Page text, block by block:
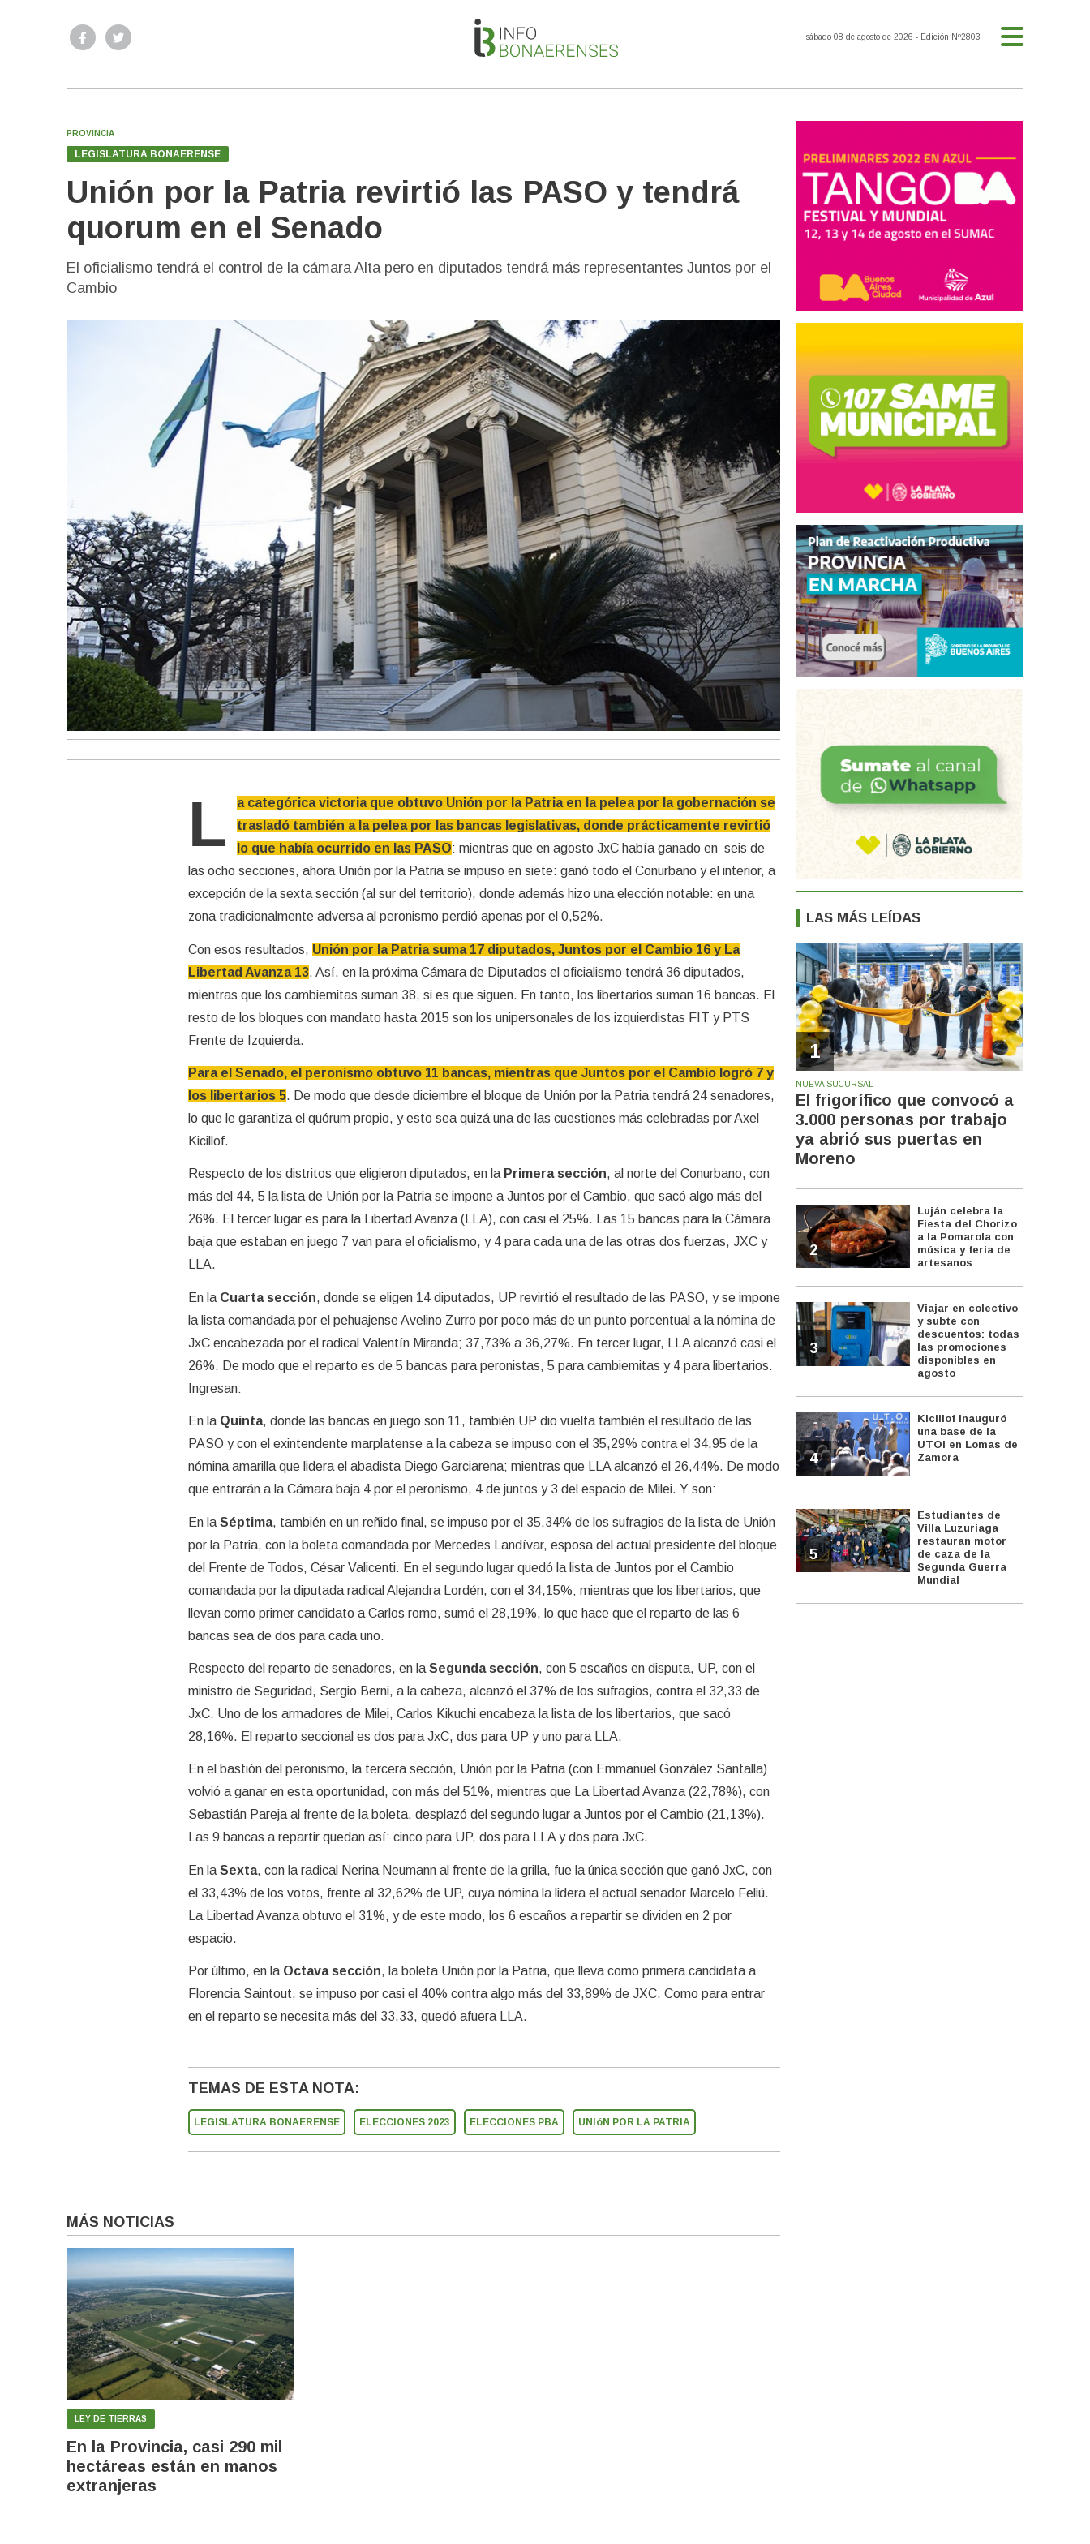
sábado 08 de agosto de 2026 - Edición Nº2803
PROVINCIA
LEGISLATURA BONAERENSE
Unión por la Patria revirtió las PASO y tendrá
quorum en el Senado
El oficialismo tendrá el control de la cámara Alta pero en diputados tendrá más representantes Juntos por el
Cambio
L
a categórica victoria que obtuvo Unión por la Patria en la pelea por la gobernación se
trasladó también a la pelea por las bancas legislativas, donde prácticamente revirtió
lo que había ocurrido en las PASO: mientras que en agosto JxC había ganado en seis de
las ocho secciones, ahora Unión por la Patria se impuso en siete: ganó todo el Conurbano y el interior, a
excepción de la sexta sección (al sur del territorio), donde además hizo una elección notable: en una
zona tradicionalmente adversa al peronismo perdió apenas por el 0,52%.
Con esos resultados, Unión por la Patria suma 17 diputados, Juntos por el Cambio 16 y La
Libertad Avanza 13. Así, en la próxima Cámara de Diputados el oficialismo tendrá 36 diputados,
mientras que los cambiemitas suman 38, si es que siguen. En tanto, los libertarios suman 16 bancas. El
resto de los bloques con mandato hasta 2015 son los unipersonales de los izquierdistas FIT y PTS
Frente de Izquierda.
Para el Senado, el peronismo obtuvo 11 bancas, mientras que Juntos por el Cambio logró 7 y
los libertarios 5. De modo que desde diciembre el bloque de Unión por la Patria tendrá 24 senadores,
lo que le garantiza el quórum propio, y esto sea quizá una de las cuestiones más celebradas por Axel
Kicillof.
Respecto de los distritos que eligieron diputados, en la Primera sección, al norte del Conurbano, con
más del 44, 5 la lista de Unión por la Patria se impone a Juntos por el Cambio, que sacó algo más del
26%. El tercer lugar es para la Libertad Avanza (LLA), con casi el 25%. Las 15 bancas para la Cámara
baja que estaban en juego 7 van para el oficialismo, y 4 para cada una de las otras dos fuerzas, JXC y
LLA.
En la Cuarta sección, donde se eligen 14 diputados, UP revirtió el resultado de las PASO, y se impone
la lista comandada por el pehuajense Avelino Zurro por poco más de un punto porcentual a la nómina de
JxC encabezada por el radical Valentín Miranda; 37,73% a 36,27%. En tercer lugar, LLA alcanzó casi el
26%. De modo que el reparto es de 5 bancas para peronistas, 5 para cambiemitas y 4 para libertarios.
Ingresan:
En la Quinta, donde las bancas en juego son 11, también UP dio vuelta también el resultado de las
PASO y con el exintendente marplatense a la cabeza se impuso con el 35,29% contra el 34,95 de la
nómina amarilla que lidera el abadista Diego Garciarena; mientras que LLA alcanzó el 26,44%. De modo
que entrarán a la Cámara baja 4 por el peronismo, 4 de juntos y 3 del espacio de Milei. Y son:
En la Séptima, también en un reñido final, se impuso por el 35,34% de los sufragios de la lista de Unión
por la Patria, con la boleta comandada por Mercedes Landívar, esposa del actual presidente del bloque
del Frente de Todos, César Valicenti. En el segundo lugar quedó la lista de Juntos por el Cambio
comandada por la diputada radical Alejandra Lordén, con el 34,15%; mientras que los libertarios, que
llevan como primer candidato a Carlos romo, sumó el 28,19%, lo que hace que el reparto de las 6
bancas sea de dos para cada uno.
Respecto del reparto de senadores, en la Segunda sección, con 5 escaños en disputa, UP, con el
ministro de Seguridad, Sergio Berni, a la cabeza, alcanzó el 37% de los sufragios, contra el 32,33 de
JxC. Uno de los armadores de Milei, Carlos Kikuchi encabeza la lista de los libertarios, que sacó
28,16%. El reparto seccional es dos para JxC, dos para UP y uno para LLA.
En el bastión del peronismo, la tercera sección, Unión por la Patria (con Emmanuel González Santalla)
volvió a ganar en esta oportunidad, con más del 51%, mientras que La Libertad Avanza (22,78%), con
Sebastián Pareja al frente de la boleta, desplazó del segundo lugar a Juntos por el Cambio (21,13%).
Las 9 bancas a repartir quedan así: cinco para UP, dos para LLA y dos para JxC.
En la Sexta, con la radical Nerina Neumann al frente de la grilla, fue la única sección que ganó JxC, con
el 33,43% de los votos, frente al 32,62% de UP, cuya nómina la lidera el actual senador Marcelo Feliú.
La Libertad Avanza obtuvo el 31%, y de este modo, los 6 escaños a repartir se dividen en 2 por
espacio.
Por último, en la Octava sección, la boleta Unión por la Patria, que lleva como primera candidata a
Florencia Saintout, se impuso por casi el 40% contra algo más del 33,89% de JXC. Como para entrar
en el reparto se necesita más del 33,33, quedó afuera LLA.
TEMAS DE ESTA NOTA:
LEGISLATURA BONAERENSE ELECCIONES 2023 ELECCIONES PBA UNIóN POR LA PATRIA
MÁS NOTICIAS
LEY DE TIERRAS
En la Provincia, casi 290 mil
hectáreas están en manos
extranjeras
LAS MÁS LEÍDAS
1
NUEVA SUCURSAL
El frigorífico que convocó a
3.000 personas por trabajo
ya abrió sus puertas en
Moreno
2
Luján celebra la
Fiesta del Chorizo
a la Pomarola con
música y feria de
artesanos
3
Viajar en colectivo
y subte con
descuentos: todas
las promociones
disponibles en
agosto
4
Kicillof inauguró
una base de la
UTOI en Lomas de
Zamora
5
Estudiantes de
Villa Luzuriaga
restauran motor
de caza de la
Segunda Guerra
Mundial